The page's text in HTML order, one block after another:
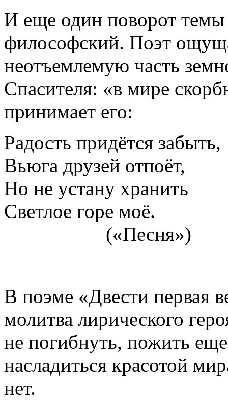
И еще один поворот темы
философский. Поэт
неотъемлемую часть
Спасителя: «в мире
принимает его:
Радость придётся забыть,
Вьюга друзей отпоёт,
Но не устану хранить
Светлое горе моё.
(«Песня»)
В поэме «Двести первая
молитва лирического
не погибнуть, пожить
насладиться красотой
нет.